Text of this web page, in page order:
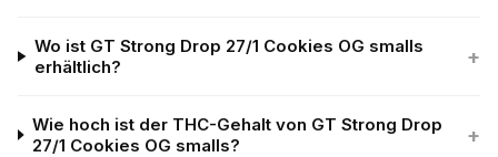
Wo ist GT Strong Drop 27/1 Cookies OG smalls
erhältlich?
+
Wie hoch ist der THC-Gehalt von GT Strong Drop
27/1 Cookies OG smalls?
+